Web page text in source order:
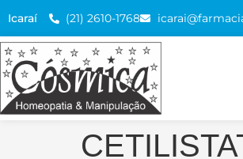
Icaraí (21) 2610-1768